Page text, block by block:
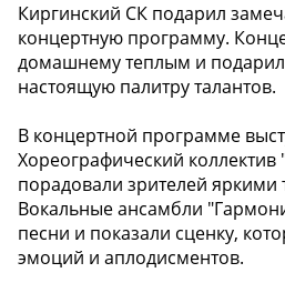
Киргинский СК подарил
концертную программу.
домашнему теплым и
настоящую палитру талантов.
В концертной программе
Хореографический
порадовали зрителей яркими
Вокальные ансамбли
песни и показали сценку,
эмоций и аплодисментов.